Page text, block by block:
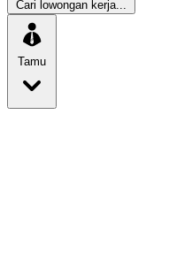
Cari lowongan kerja...
Tamu